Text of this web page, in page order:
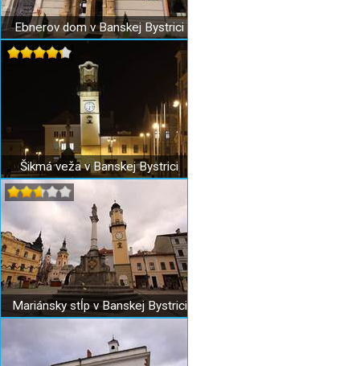
Ebnerov dom v Banskej Bystrici
Šikmá veža v Banskej Bystrici
Mariánsky stĺp v Banskej Bystrici